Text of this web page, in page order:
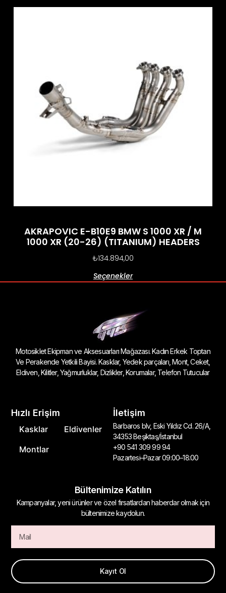
AKRAPOVIC E-B10E9 BMW S 1000 XR / M
1000 XR (20-26) (TITANIUM) HEADERS
₺134.894,00
Seçenekler
Motosiklet Ekipman ve Aksesuarları Mağazası. Kadın Erkek Toptan
Ve Perakende Yetkili Bayisi. Kasklar, Yedek parçaları, Mont, Ceket,
Eldiven, Kilitler, Yağmurluklar, Dizlikler, Korumalar, Telefon Tutucular
Hızlı Erişim
Kasklar
Eldivenler
Montlar
İletişim
Barbaros blv, Eski Yıldız Cd. 26/A,
34353 Beşiktaş/İstanbul
+90 541 309 99 94
Pazartesi–Pazar 09:00–18:00
Bültenimize Katılın
Kampanyalar, yeni ürünler ve özel fırsatlardan haberdar olmak için
bültenimize kaydolun.
Kayıt Ol